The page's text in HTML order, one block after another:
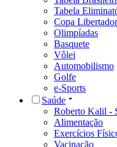
Tabela
Copa
Olimpíadas
Basquete
Vôlei
Automobilismo
Golfe
e-Sports
Saúde
Roberto Kalil -
Alimentação
Exercícios
Vacinação